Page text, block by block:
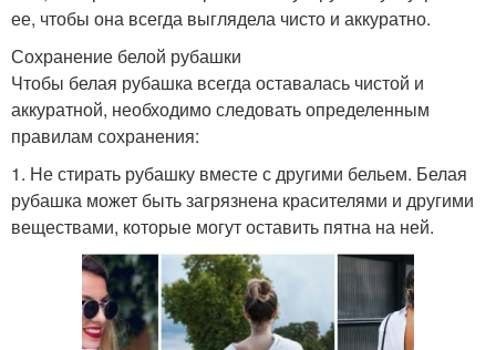
ее, чтобы она всегда выглядела чисто и аккуратно.
Сохранение белой рубашки
Чтобы белая рубашка всегда оставалась чистой и
аккуратной, необходимо следовать определенным
правилам сохранения:
1. Не стирать рубашку вместе с другими бельем. Белая
рубашка может быть загрязнена красителями и другими
веществами, которые могут оставить пятна на ней.